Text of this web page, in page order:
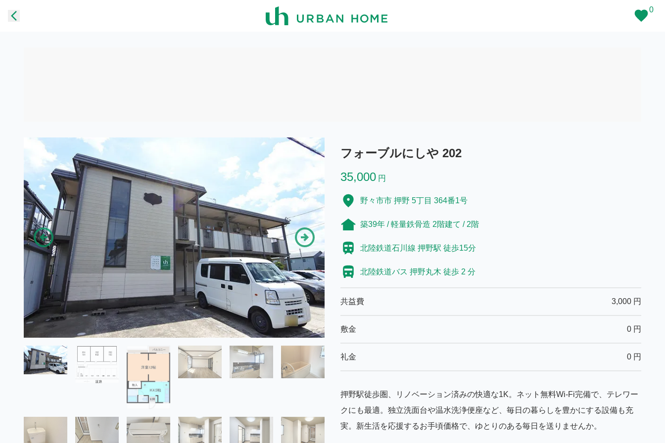
0
フォーブルにしや 202
35,000 円
野々市市 押野 5丁目 364番1号
築39年 / 軽量鉄骨造 2階建て / 2階
北陸鉄道石川線 押野駅 徒歩15分
北陸鉄道バス 押野丸木 徒歩 2 分
共益費 3,000 円
敷金 0 円
礼金 0 円
押野駅徒歩圏、リノベーション済みの快適な1K。ネット無料Wi-Fi完備で、テレワー
クにも最適。独立洗面台や温水洗浄便座など、毎日の暮らしを豊かにする設備も充
実。新生活を応援するお手頃価格で、ゆとりのある毎日を送りませんか。